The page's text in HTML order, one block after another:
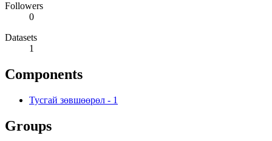
Followers
0
Datasets
1
Components
Тусгай зөвшөөрөл - 1
Groups